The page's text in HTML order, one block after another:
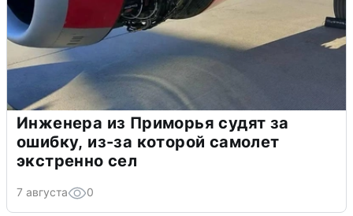
Инженера из Приморья судят за
ошибку, из-за которой самолет
экстренно сел
7 августа 0